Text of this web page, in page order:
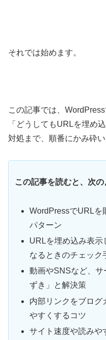
それでは始めます。
この記事では、
「どうしてもURLを埋め
対処まで、順番にかみ砕い
この記事を読むと、次の
WordPressでURLを
パターン
URLを埋め込み表示
なるときのチェック
動画やSNSなど、サ
ずき」と解決策
内部リンクをブログ
やすくするコツ
サイト速度や読みや